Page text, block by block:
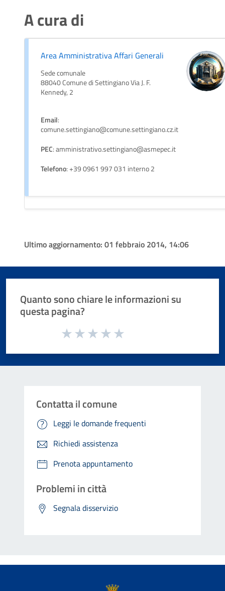
A cura di
Area Amministrativa Affari Generali
Sede comunale
88040 Comune di Settingiano Via J. F.
Kennedy, 2
Email:
comune.settingiano@comune.settingiano.cz.it
PEC: amministrativo.settingiano@asmepec.it
Telefono: +39 0961 997 031 interno 2
Ultimo aggiornamento: 01 febbraio 2014, 14:06
Quanto sono chiare le informazioni su
questa pagina?
Valuta da 1 a 5 stelle la pagina
Contatta il comune
Leggi le domande frequenti
Richiedi assistenza
Prenota appuntamento
Problemi in città
Segnala disservizio